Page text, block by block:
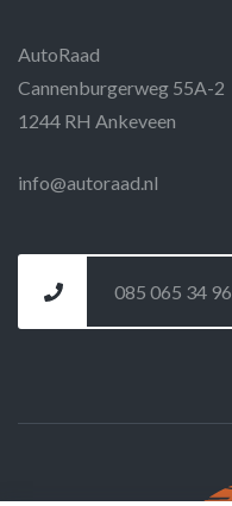
AutoRaad
Cannenburgerweg 55A-2
1244 RH Ankeveen
info@autoraad.nl
085 065 34 96